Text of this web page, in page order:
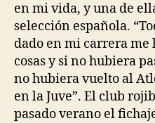
en mi vida, y una de
selección española.
dado en mi carrera me
cosas y si no hubiera
no hubiera vuelto al
en la Juve”. El club
pasado verano el